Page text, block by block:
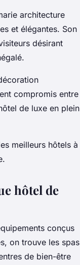
architecture
et élégantes. Son
désirant
compromis entre
de luxe en plein
meilleurs hôtels à
hôtel de
conçus
on trouve les spas
de bien-être